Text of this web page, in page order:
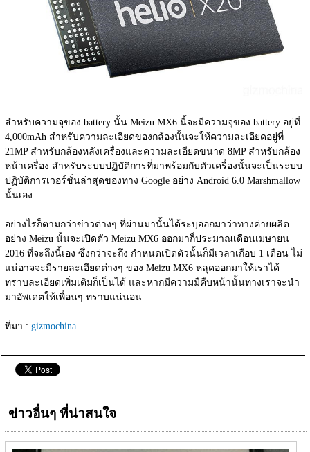
สำหรับความจุของ battery นั้น Meizu MX6 นี้จะมีความจุของ battery อยู่ที่
4,000mAh สำหรับความละเอียดของกล้องนั้นจะให้ความละเอียดอยู่ที่
21MP สำหรับกล้องหลังเครื่องและความละเอียดขนาด 8MP สำหรับกล้อง
หน้าเครื่อง สำหรับระบบปฏิบัติการที่มาพร้อมกับตัวเครื่องนั้นจะเป็นระบบ
ปฏิบัติการเวอร์ชั่นล่าสุดของทาง Google อย่าง Android 6.0 Marshmallow
นั้นเอง
อย่างไรก็ตามกว่าข่าวต่างๆ ที่ผ่านมานั้นได้ระบุออกมาว่าทางค่ายผลิต
อย่าง Meizu นั้นจะเปิดตัว Meizu MX6 ออกมาก็ประมาณเดือนเมษายน
2016 ที่จะถึงนี้เอง ซึ่งกว่าจะถึง กำหนดเปิดตัวนั้นก็มีเวลาเกือบ 1 เดือน ไม่
แน่อาจจะมีรายละเอียดต่างๆ ของ Meizu MX6 หลุดออกมาให้เราได้
ทราบละเอียดเพิ่มเติมก็เป็นได้ และหากมีความมืคืบหน้านั้นทางเราจะนำ
มาอัพเดตให้เพื่อนๆ ทราบแน่นอน
ที่มา : gizmochina
ข่าวอื่นๆ ที่น่าสนใจ